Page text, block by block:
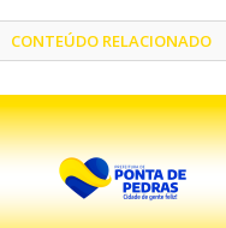
CONTEÚDO RELACIONADO